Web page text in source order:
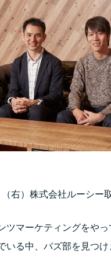
（右）株式会社ルーシ
ツマーケティングをや
いる中、バズ部を見つ